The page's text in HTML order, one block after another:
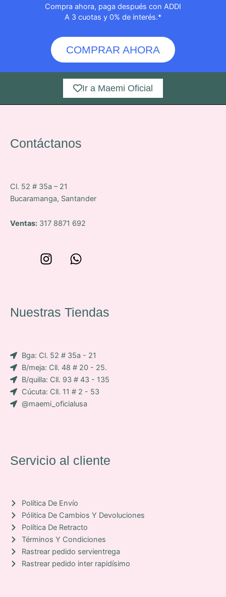
Compra ahora, paga después con ADDI
A 3 cuotas y 0% de interés.*
COMPRAR AHORA
Ir a Maemi Oficial
Contáctanos
Cl. 52 # 35a – 21
Bucaramanga, Santander
Ventas: 317 8871 692
e
p
c
o
n
-
f
b
k
I
a
g
m
W
s
a
Nuestras Tiendas
Bga: Cl. 52 # 35a - 21
B/meja: Cll. 48 # 20 - 25.
B/quilla: Cll. 93 # 43 - 135
Cúcuta: Cll. 11 # 2 - 53
@maemi_oficialusa
Servicio al cliente
Política De Envío
Pólitica De Cambios Y Devoluciones
Política De Retracto
Términos Y Condiciones
Rastrear pedido servientrega
Rastrear pedido inter rapidísimo